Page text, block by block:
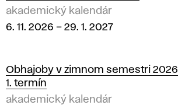
akademický kalendár
6. 11. 2026 – 29. 1. 2027
Obhajoby v zimnom semestri
1. termín
akademický kalendár